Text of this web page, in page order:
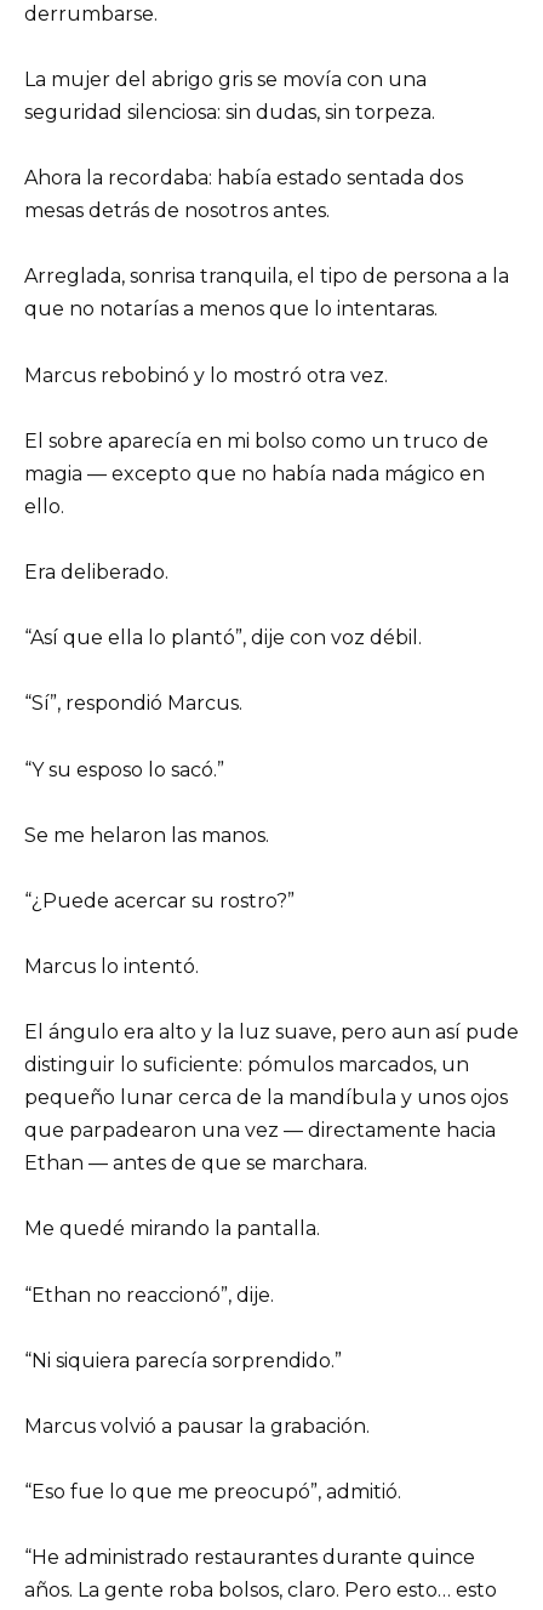
derrumbarse.
La mujer del abrigo gris se movía con una
seguridad silenciosa: sin dudas, sin torpeza.
Ahora la recordaba: había estado sentada dos
mesas detrás de nosotros antes.
Arreglada, sonrisa tranquila, el tipo de persona a la
que no notarías a menos que lo intentaras.
Marcus rebobinó y lo mostró otra vez.
El sobre aparecía en mi bolso como un truco de
magia — excepto que no había nada mágico en
ello.
Era deliberado.
“Así que ella lo plantó”, dije con voz débil.
“Sí”, respondió Marcus.
“Y su esposo lo sacó.”
Se me helaron las manos.
“¿Puede acercar su rostro?”
Marcus lo intentó.
El ángulo era alto y la luz suave, pero aun así pude
distinguir lo suficiente: pómulos marcados, un
pequeño lunar cerca de la mandíbula y unos ojos
que parpadearon una vez — directamente hacia
Ethan — antes de que se marchara.
Me quedé mirando la pantalla.
“Ethan no reaccionó”, dije.
“Ni siquiera parecía sorprendido.”
Marcus volvió a pausar la grabación.
“Eso fue lo que me preocupó”, admitió.
“He administrado restaurantes durante quince
años. La gente roba bolsos, claro. Pero esto… esto